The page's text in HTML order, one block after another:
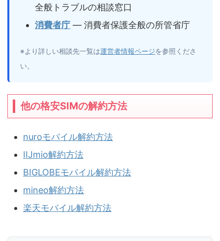
全般トラブルの相談窓口
消費者庁 ― 消費者保護全般の所管省庁
※より詳しい相談先一覧は運営者情報ページを参照くださ
い。
他の格安SIMの解約方法
nuroモバイル解約方法
IIJmio解約方法
BIGLOBEモバイル解約方法
mineo解約方法
楽天モバイル解約方法